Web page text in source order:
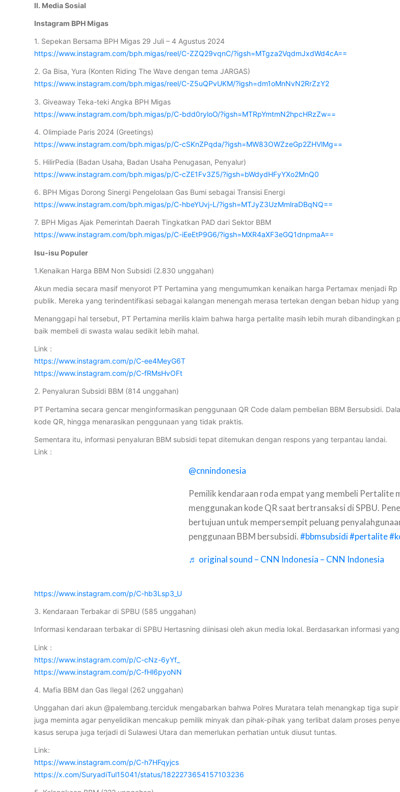
II. Media Sosial
Instagram BPH Migas
1. Sepekan Bersama BPH Migas 29 Juli – 4 Agustus 2024
https://www.instagram.com/bph.migas/reel/C-ZZQ29vqnC/?igsh=MTgza2VqdmJxdWd4cA==
2. Ga Bisa, Yura (Konten Riding The Wave dengan tema JARGAS)
https://www.instagram.com/bph.migas/reel/C-Z5uQPvUKM/?igsh=dm1oMnNvN2RrZzY2
3. Giveaway Teka-teki Angka BPH Migas
https://www.instagram.com/bph.migas/p/C-bdd0ryloO/?igsh=MTRpYmtmN2hpcHRzZw==
4. Olimpiade Paris 2024 (Greetings)
https://www.instagram.com/bph.migas/p/C-cSKnZPqda/?igsh=MW83OWZzeGp2ZHVlMg==
5. HilirPedia (Badan Usaha, Badan Usaha Penugasan, Penyalur)
https://www.instagram.com/bph.migas/p/C-cZE1Fv3Z5/?igsh=bWdydHFyYXo2MnQ0
6. BPH Migas Dorong Sinergi Pengelolaan Gas Bumi sebagai Transisi Energi
https://www.instagram.com/bph.migas/p/C-hbeYUvj-L/?igsh=MTJyZ3UzMmlraDBqNQ==
7. BPH Migas Ajak Pemerintah Daerah Tingkatkan PAD dari Sektor BBM
https://www.instagram.com/bph.migas/p/C-iEeEtP9G6/?igsh=MXR4aXF3eGQ1dnpmaA==
Isu-isu Populer
1.Kenaikan Harga BBM Non Subsidi (2.830 unggahan)
Akun media secara masif menyorot PT Pertamina yang mengumumkan kenaikan harga Pertamax menjadi
publik. Mereka yang terindentifikasi sebagai kalangan menengah merasa tertekan dengan beban hidup
Menanggapi hal tersebut, PT Pertamina merilis klaim bahwa harga pertalite masih lebih murah
baik membeli di swasta walau sedikit lebih mahal.
Link :
https://www.instagram.com/p/C-ee4MeyG6T
https://www.instagram.com/p/C-fRMsHvOFt
2. Penyaluran Subsidi BBM (814 unggahan)
PT Pertamina secara gencar menginformasikan penggunaan QR Code dalam pembelian BBM Bersubsidi.
kode QR, hingga menarasikan penggunaan yang tidak praktis.
Sementara itu, informasi penyaluran BBM subsidi tepat ditemukan dengan respons yang terpantau landai.
Link :
@cnnindonesia
Pemilik kendaraan roda empat yang membeli Pertalite
menggunakan kode QR saat bertransaksi di SPBU.
bertujuan untuk mempersempit peluang
penggunaan BBM bersubsidi.#bbmsubsidi#pertalite
♬ original sound – CNN Indonesia – CNN Indonesia
https://www.instagram.com/p/C-hb3Lsp3_U
3. Kendaraan Terbakar di SPBU (585 unggahan)
Informasi kendaraan terbakar di SPBU Hertasning diinisasi oleh akun media lokal. Berdasarkan informasi
Link :
https://www.instagram.com/p/C-cNz-6yYf_
https://www.instagram.com/p/C-fHl6pyoNN
4. Mafia BBM dan Gas Ilegal (262 unggahan)
Unggahan dari akun @palembang.terciduk mengabarkan bahwa Polres Muratara telah menangkap tiga
juga meminta agar penyelidikan mencakup pemilik minyak dan pihak-pihak yang terlibat dalam proses
kasus serupa juga terjadi di Sulawesi Utara dan memerlukan perhatian untuk diusut tuntas.
Link:
https://www.instagram.com/p/C-h7HFqyjcs
https://x.com/SuryadiTul15041/status/1822273654157103236